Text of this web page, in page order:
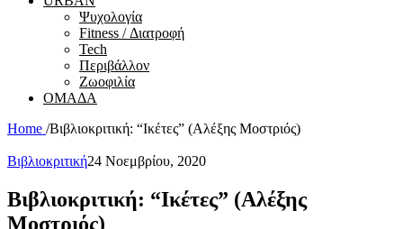
Ψυχολογία
Fitness / Διατροφή
Tech
Περιβάλλον
Ζωοφιλία
ΟΜΑΔΑ
Home /Βιβλιοκριτική: “Ικέτες” (Αλέξης Μοστριός)
Βιβλιοκριτική24 Νοεμβρίου, 2020
Βιβλιοκριτική: “Ικέτες” (Αλέξης
Μοστριός)